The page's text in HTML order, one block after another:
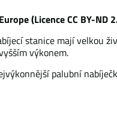
(Licence CC BY-ND
stanice mají velkou
výkonem.
palubní